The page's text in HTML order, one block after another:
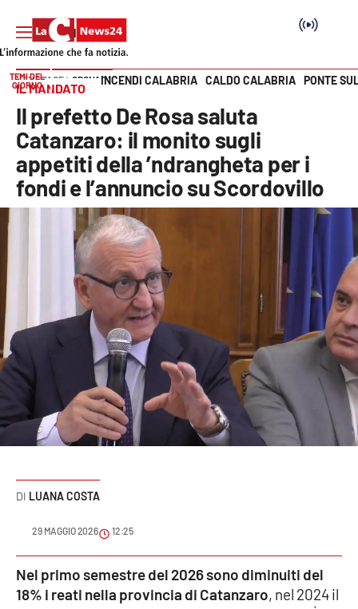
SEZIONI
Cronaca
Politica
Attualità
Economia e lavoro
Italia Mondo
Sanità
Sport
Cultura
Podcast
Meteo
Editoriali
Vai
TEMI DEL
GIORNO
INCENDI CALABRIA CALDO CALABRIA PONTE
HOME PAGE CRONACA
IL MANDATO
Il prefetto De Rosa saluta
Catanzaro: il monito sugli
appetiti della ’ndrangheta per i
fondi e l’annuncio su Scordovillo
LUANA COSTA
29 MAGGIO 2026 12:25
Nel primo semestre del 2026 sono diminuiti del
18% i reati nella provincia di Catanzaro, nel 2024 il